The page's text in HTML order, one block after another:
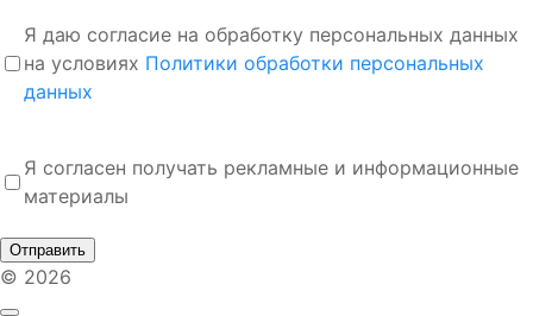
Я даю согласие на обработку персональных данных
на условиях Политики обработки персональных
данных
Я согласен получать рекламные и информационные
материалы
Отправить
© 2026